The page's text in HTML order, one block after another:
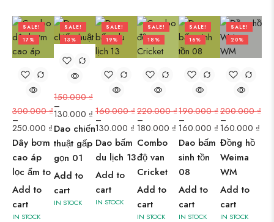
SALE!
17%
300.000₫
–
250.000 ₫
Dây bơm
cao áp
lọc ẩm to
Add to
cart
IN STOCK
SALE!
13%
150.000₫
–
130.000 ₫
Dao chiến
thuật gấp
gọn 01
Add to
cart
IN STOCK
SALE!
19%
160.000₫
–
130.000 ₫
Dao bấm
du lịch 13
Add to
cart
IN STOCK
SALE!
18%
220.000₫
–
180.000 ₫
Combo
độ van
Cricket
Add to
cart
IN STOCK
SALE!
16%
190.000₫
–
160.000 ₫
Dao bấm
sinh tồn
08
Add to
cart
IN STOCK
SALE!
20%
200.000₫
–
160.000 ₫
Đồng hồ
Weima
WM
Add to
cart
IN STOCK